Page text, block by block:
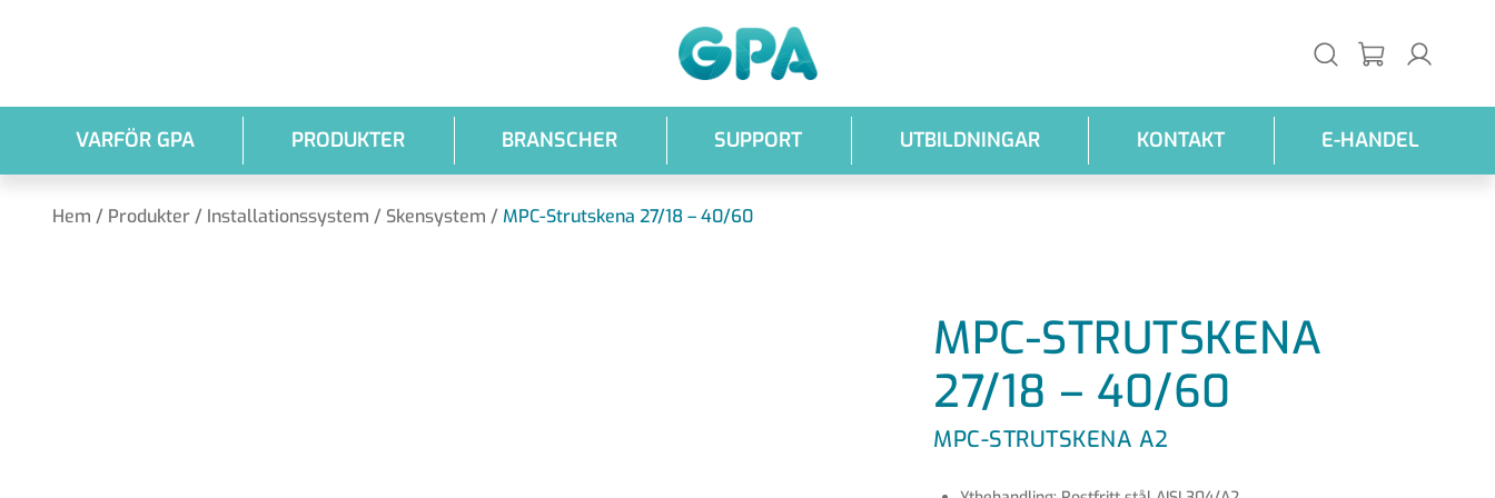
VARFÖR GPA PRODUKTER BRANSCHER SUPPORT UTBILDNINGAR KONTAKT E-HANDEL
Hem / Produkter / Installationssystem / Skensystem / MPC-Strutskena 27/18 – 40/60
MPC-STRUTSKENA
27/18 – 40/60
MPC-STRUTSKENA A2